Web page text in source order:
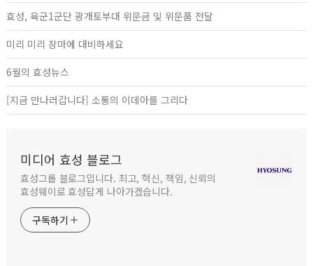
효성, 육군1군단 광개토부대 위문금 및 위문품 전달
미리 미리 장마에 대비하세요
6월의 효성뉴스
[지금 만나러갑니다] 소통의 이데아를 그리다
미디어 효성 블로그
효성그룹 블로그입니다. 최고, 혁신, 책임, 신뢰의
효성웨이로 효성답게 나아가겠습니다.
구독하기